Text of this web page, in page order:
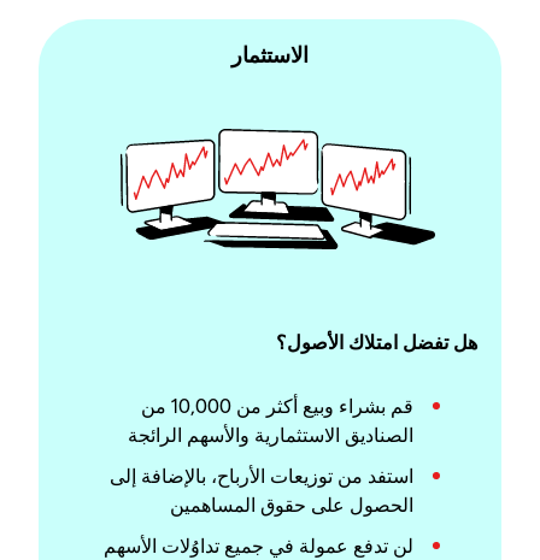
الاستثمار
هل تفضل امتلاك الأصول؟
قم بشراء وبيع أكثر من 10,000 من
الصناديق الاستثمارية والأسهم الرائجة
استفد من توزيعات الأرباح، بالإضافة إلى
الحصول على حقوق المساهمين
لن تدفع عمولة في جميع تداوُلات الأسهم